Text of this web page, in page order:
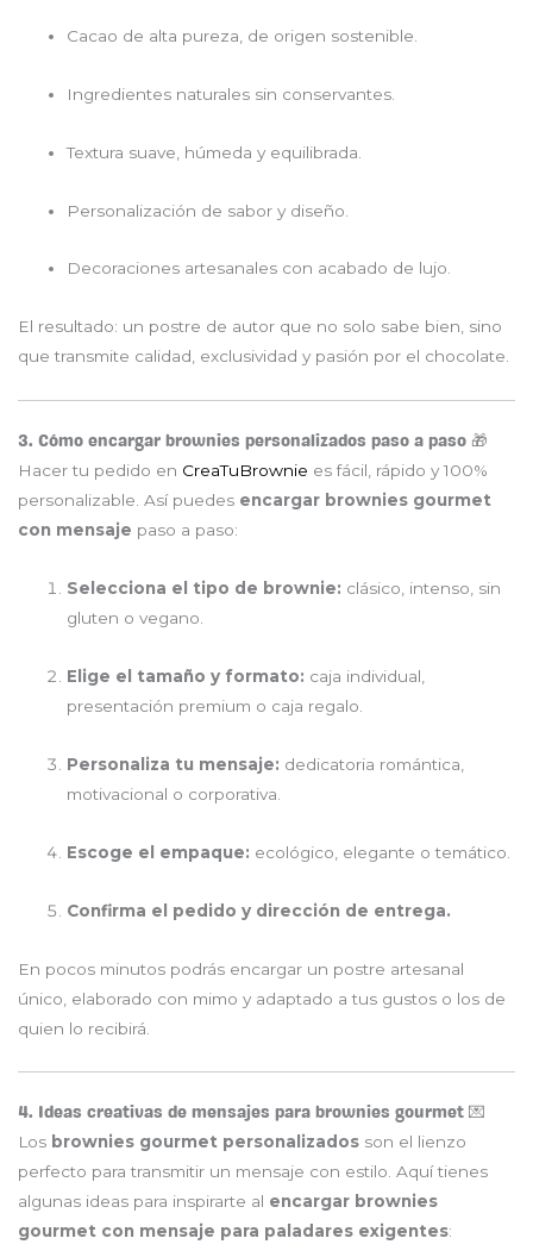
Cacao de alta pureza, de origen sostenible.
Ingredientes naturales sin conservantes.
Textura suave, húmeda y equilibrada.
Personalización de sabor y diseño.
Decoraciones artesanales con acabado de lujo.
El resultado: un postre de autor que no solo sabe bien, sino
que transmite calidad, exclusividad y pasión por el chocolate.
3. Cómo encargar brownies personalizados paso a paso 🎁
Hacer tu pedido en CreaTuBrownie es fácil, rápido y 100%
personalizable. Así puedes encargar brownies gourmet
con mensaje paso a paso:
Selecciona el tipo de brownie: clásico, intenso, sin
gluten o vegano.
Elige el tamaño y formato: caja individual,
presentación premium o caja regalo.
Personaliza tu mensaje: dedicatoria romántica,
motivacional o corporativa.
Escoge el empaque: ecológico, elegante o temático.
Confirma el pedido y dirección de entrega.
En pocos minutos podrás encargar un postre artesanal
único, elaborado con mimo y adaptado a tus gustos o los de
quien lo recibirá.
4. Ideas creativas de mensajes para brownies gourmet 💌
Los brownies gourmet personalizados son el lienzo
perfecto para transmitir un mensaje con estilo. Aquí tienes
algunas ideas para inspirarte al encargar brownies
gourmet con mensaje para paladares exigentes: